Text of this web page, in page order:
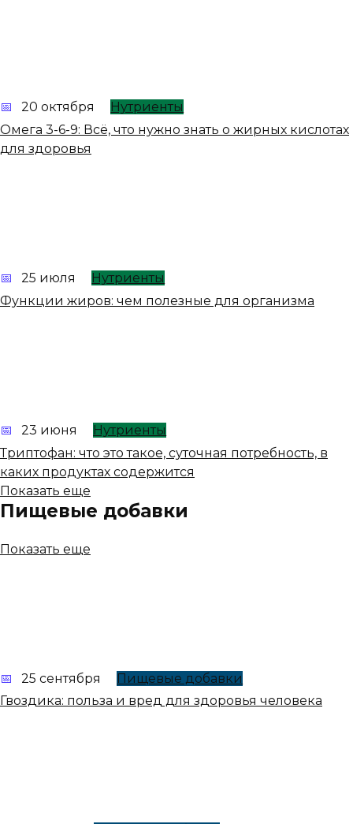
20 октября
Нутриенты
Омега 3-6-9: Всё, что нужно знать о жирных кислотах
для здоровья
25 июля
Нутриенты
Функции жиров: чем полезные для организма
23 июня
Нутриенты
Триптофан: что это такое, суточная потребность, в
каких продуктах содержится
Показать еще
Пищевые добавки
Показать еще
25 сентября
Пищевые добавки
Гвоздика: польза и вред для здоровья человека